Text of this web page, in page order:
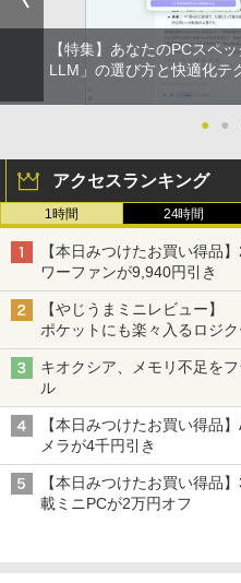
【特集】あなたのPCスペ
LLM」の選び方と快適化テ
● ●
アクセスランキング
1時間 24時間
【本日みつけたお買い得品
ワーファンが9,940円引き
【やじうまミニレビュー】
ポケットにも楽々入るロジ
Fold」。その気になるギミ
キオクシア、メモリ不足を
ル
【本日みつけたお買い得品
メラが4千円引き
【本日みつけたお買い得品
載ミニPCが2万円オフ